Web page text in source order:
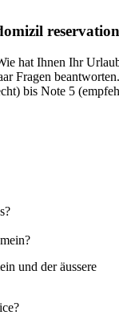
hat Ihnen Ihr
Fragen beantworten.
bis Note 5
und der äussere